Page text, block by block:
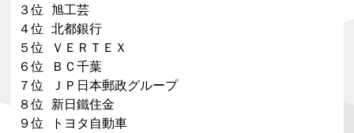
３位 旭工芸
４位 北都銀行
５位 ＶＥＲＴＥＸ
６位 ＢＣ千葉
７位 ＪＰ日本郵政グループ
８位 新日鐵住金
９位 トヨタ自動車